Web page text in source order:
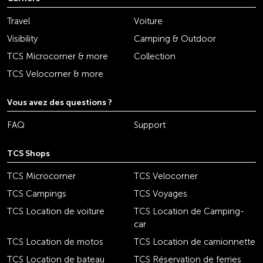
Travel
Voiture
Visibility
Camping & Outdoor
TCS Microcorner & more
Collection
TCS Velocorner & more
Vous avez des questions ?
FAQ Support
TCS Shops
TCS Microcorner
TCS Velocorner
TCS Campings
TCS Voyages
TCS Location de voiture
TCS Location de Camping-
car
TCS Location de motos
TCS Location de camionnette
TCS Location de bateau
TCS Réservation de ferries